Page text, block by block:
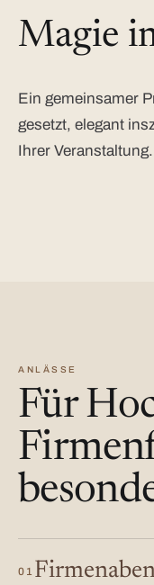
Magie
Ein gemeinsamer
gesetzt, elegant
Ihrer Veranstaltung.
ANLÄSSE
Für
01